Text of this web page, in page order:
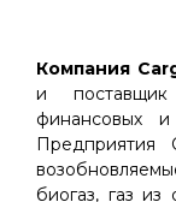
Компания
и поставщик
финансовых
Предприятия
биогаз, газ из